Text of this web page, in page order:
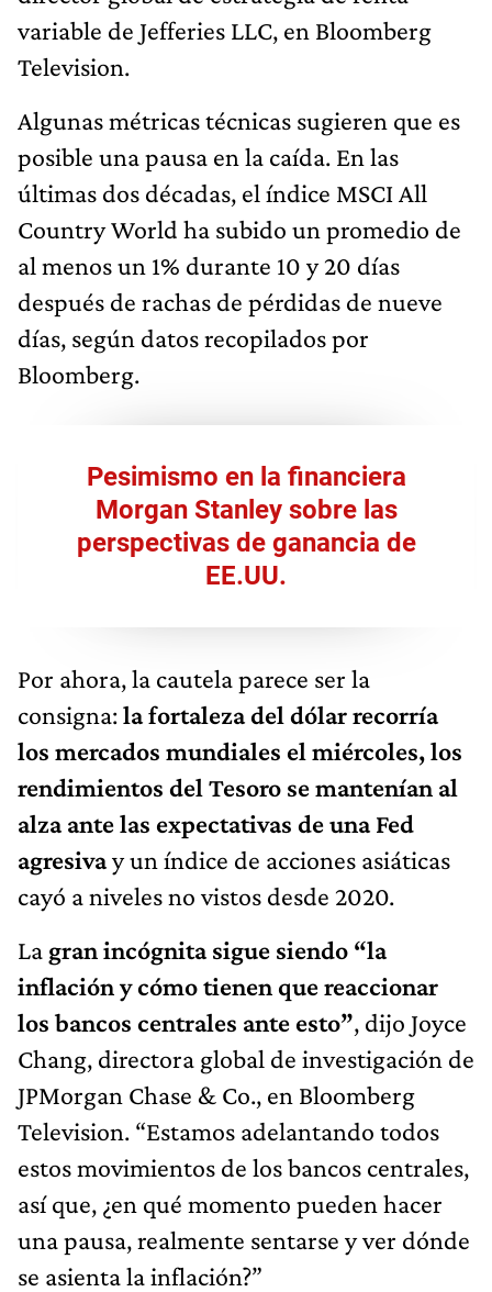
variable de Jefferies LLC, en Bloomberg
Television.
Algunas métricas técnicas sugieren que es
posible una pausa en la caída. En las
últimas dos décadas, el índice MSCI All
Country World ha subido un promedio de
al menos un 1% durante 10 y 20 días
después de rachas de pérdidas de nueve
días, según datos recopilados por
Bloomberg.
Pesimismo en la financiera
Morgan Stanley sobre las
perspectivas de ganancia de
EE.UU.
Por ahora, la cautela parece ser la
consigna:la fortaleza del dólar recorría
los mercados mundiales el miércoles, los
rendimientos del Tesoro se mantenían al
alza ante las expectativas de una Fed
agresivay un índice de acciones asiáticas
cayó a niveles no vistos desde 2020.
La gran incógnita sigue siendo “la
inflación y cómo tienen que reaccionar
los bancos centrales ante esto”, dijo Joyce
Chang, directora global de investigación de
JPMorgan Chase & Co., en Bloomberg
Television. “Estamos adelantando todos
estos movimientos de los bancos centrales,
así que, ¿en qué momento pueden hacer
una pausa, realmente sentarse y ver dónde
se asienta la inflación?”